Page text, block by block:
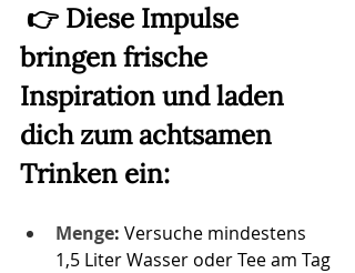
👉 Diese Impulse
bringen frische
Inspiration und laden
dich zum achtsamen
Trinken ein:
Menge: Versuche mindestens
1,5 Liter Wasser oder Tee am Tag